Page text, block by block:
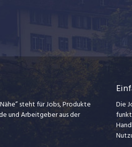
steht für Jobs, Produkte
und Arbeitgeber aus der
Die